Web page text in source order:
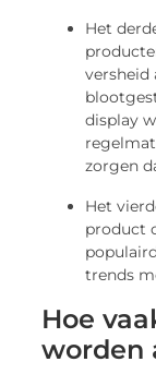
Het
versheid
display
zorgen
Het
product
trends
Hoe
worden